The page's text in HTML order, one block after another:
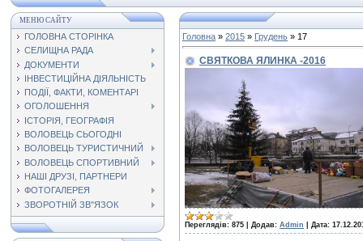
МЕНЮ САЙТУ
ГОЛОВНА СТОРІНКА
СЕЛИЩНА РАДА
ДОКУМЕНТИ
ІНВЕСТИЦІЙНА ДІЯЛЬНІСТЬ
ПОДІЇ, ФАКТИ, КОМЕНТАРІ
ОГОЛОШЕННЯ
ІСТОРІЯ, ГЕОГРАФІЯ
ВОЛОВЕЦЬ СЬОГОДНІ
ВОЛОВЕЦЬ ТУРИСТИЧНИЙ
ВОЛОВЕЦЬ СПОРТИВНИЙ
НАШІ ДРУЗІ, ПАРТНЕРИ
ФОТОГАЛЕРЕЯ
ЗВОРОТНІЙ ЗВ"ЯЗОК
Головна » 2015 » Грудень » 17
СВЯТКОВА ЯЛИНКА -2016
Переглядів: 875 Додав: Admin Дата: